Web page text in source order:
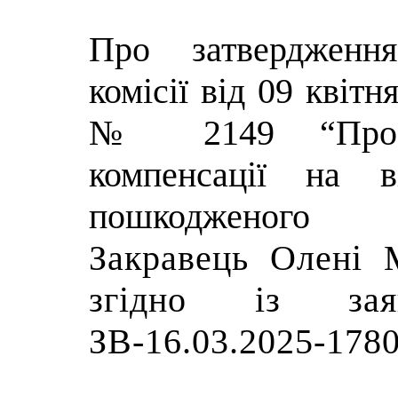
Про
комісії від 09
№ 2149 “Про
компенсації на
Закравець Олені
згідно із
ЗВ-16.03.2025-